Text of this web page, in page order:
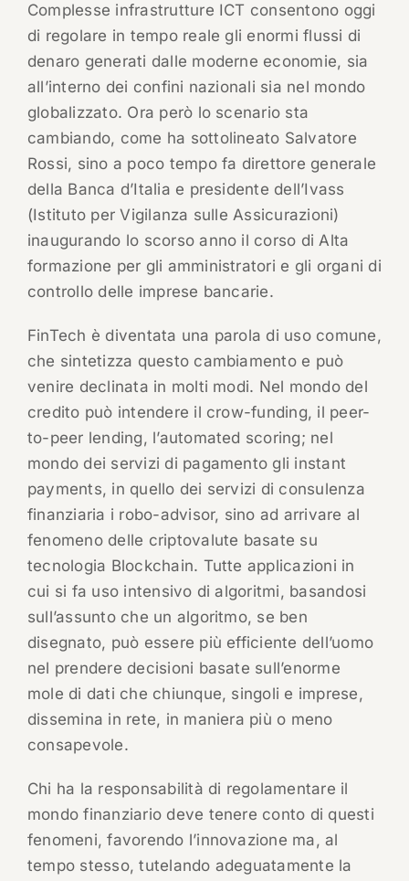
Complesse infrastrutture ICT consentono oggi
di regolare in tempo reale gli enormi flussi di
denaro generati dalle moderne economie, sia
all’interno dei confini nazionali sia nel mondo
globalizzato. Ora però lo scenario sta
cambiando, come ha sottolineato Salvatore
Rossi, sino a poco tempo fa direttore generale
della Banca d’Italia e presidente dell’Ivass
(Istituto per Vigilanza sulle Assicurazioni)
inaugurando lo scorso anno il corso di Alta
formazione per gli amministratori e gli organi di
controllo delle imprese bancarie.
FinTech è diventata una parola di uso comune,
che sintetizza questo cambiamento e può
venire declinata in molti modi. Nel mondo del
credito può intendere il crow-funding, il peer-
to-peer lending, l’automated scoring; nel
mondo dei servizi di pagamento gli instant
payments, in quello dei servizi di consulenza
finanziaria i robo-advisor, sino ad arrivare al
fenomeno delle criptovalute basate su
tecnologia Blockchain. Tutte applicazioni in
cui si fa uso intensivo di algoritmi, basandosi
sull’assunto che un algoritmo, se ben
disegnato, può essere più efficiente dell’uomo
nel prendere decisioni basate sull’enorme
mole di dati che chiunque, singoli e imprese,
dissemina in rete, in maniera più o meno
consapevole.
Chi ha la responsabilità di regolamentare il
mondo finanziario deve tenere conto di questi
fenomeni, favorendo l’innovazione ma, al
tempo stesso, tutelando adeguatamente la